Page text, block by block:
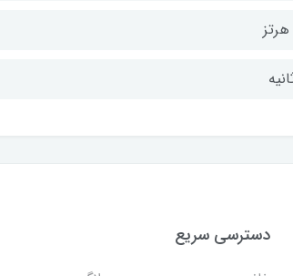
دسترسی سریع